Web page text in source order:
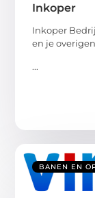
Inkoper
Inkoper
en je
...
BANEN EN